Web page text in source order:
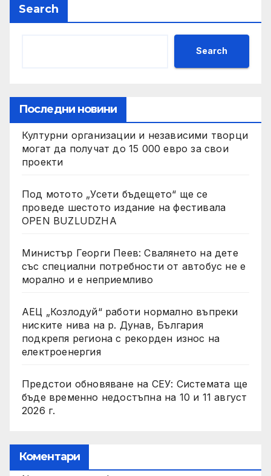
Search
Search
Последни новини
Културни организации и независими творци
могат да получат до 15 000 евро за свои
проекти
Под мотото „Усети бъдещето“ ще се
проведе шестото издание на фестивала
OPEN BUZLUDZHA
Министър Георги Пеев: Свалянето на дете
със специални потребности от автобус не е
морално и е неприемливо
АЕЦ „Козлодуй“ работи нормално въпреки
ниските нива на р. Дунав, България
подкрепя региона с рекорден износ на
електроенергия
Предстои обновяване на СЕУ: Системата ще
бъде временно недостъпна на 10 и 11 август
2026 г.
Коментари